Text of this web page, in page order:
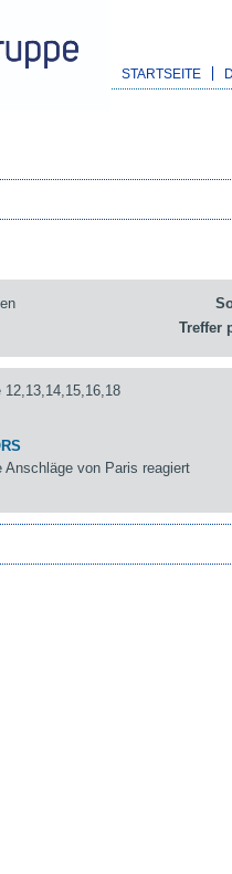
STARTSEITE
Treffer
von Paris reagiert